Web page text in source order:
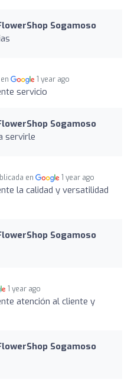
Sogamoso
1 year ago
servicio
Sogamoso
servirle
en 1 year ago
la calidad y versatilidad
Sogamoso
1 year ago
atención al cliente y
Sogamoso